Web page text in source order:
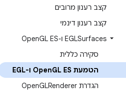
קצב רענון מרובים
קצב רענון דינמי
EGLSurfaces ו-Open
GL ES
סקירה כללית
הטמעת Open GL ES ו-EGL
הגדרת Open GLRenderer